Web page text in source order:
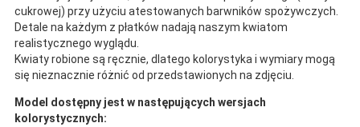
cukrowej) przy użyciu atestowanych barwników spożywczych.
Detale na każdym z płatków nadają naszym kwiatom
realistycznego wyglądu.
Kwiaty robione są ręcznie, dlatego kolorystyka i wymiary mogą
się nieznacznie różnić od przedstawionych na zdjęciu.
Model dostępny jest w następujących wersjach
kolorystycznych: